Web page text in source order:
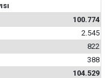
100.774
2.545
822
388
104.529